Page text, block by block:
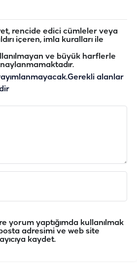
rencide edici cümleler veya
içeren, imla kuralları ile
ve büyük harflerle
Gerekli alanlar
yorum yaptığımda kullanılmak
adresimi ve web site
kaydet.